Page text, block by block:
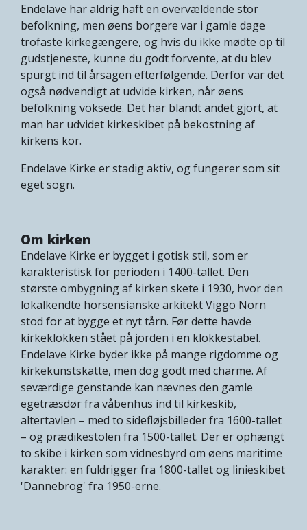
Endelave har aldrig haft en overvældende stor
befolkning, men øens borgere var i gamle dage
trofaste kirkegængere, og hvis du ikke mødte op til
gudstjeneste, kunne du godt forvente, at du blev
spurgt ind til årsagen efterfølgende. Derfor var det
også nødvendigt at udvide kirken, når øens
befolkning voksede. Det har blandt andet gjort, at
man har udvidet kirkeskibet på bekostning af
kirkens kor.
Endelave Kirke er stadig aktiv, og fungerer som sit
eget sogn.
Om kirken
Endelave Kirke er bygget i gotisk stil, som er
karakteristisk for perioden i 1400-tallet. Den
største ombygning af kirken skete i 1930, hvor den
lokalkendte horsensianske arkitekt Viggo Norn
stod for at bygge et nyt tårn. Før dette havde
kirkeklokken stået på jorden i en klokkestabel.
Endelave Kirke byder ikke på mange rigdomme og
kirkekunstskatte, men dog godt med charme. Af
seværdige genstande kan nævnes den gamle
egetræsdør fra våbenhus ind til kirkeskib,
altertavlen – med to sidefløjsbilleder fra 1600-tallet
– og prædikestolen fra 1500-tallet. Der er ophængt
to skibe i kirken som vidnesbyrd om øens maritime
karakter: en fuldrigger fra 1800-tallet og linieskibet
'Dannebrog' fra 1950-erne.